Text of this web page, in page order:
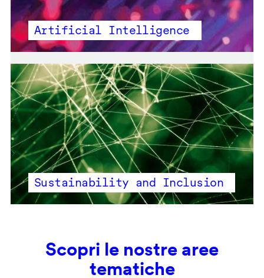
Artificial Intelligence
Sustainability and Inclusion
Scopri le nostre aree
tematiche